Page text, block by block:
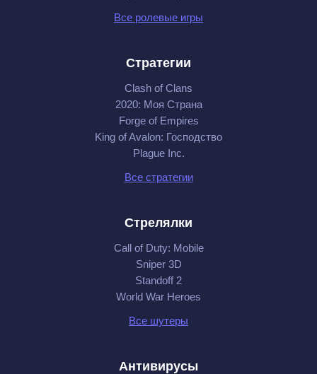
Все ролевые игры
Стратегии
Clash of Clans
2020: Моя Cтрана
Forge of Empires
King of Avalon: Господство
Plague Inc.
Все стратегии
Стрелялки
Call of Duty: Mobile
Sniper 3D
Standoff 2
World War Heroes
Все шутеры
Антивирусы